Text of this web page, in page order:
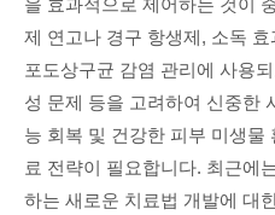
을 효과적으로 제어하는 것이
제 연고나 경구 항생제, 소독
포도상구균 감염 관리에 사용
성 문제 등을 고려하여 신중한
능 회복 및 건강한 피부 미생물
료 전략이 필요합니다. 최근에
하는 새로운 치료법 개발에 대